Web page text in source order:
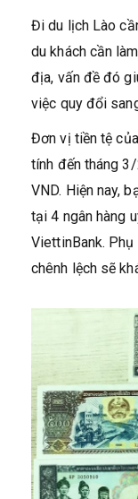
Đi du lịch Lào
du khách cần
địa, vấn đề đó
việc quy đổi
Đơn vị tiền tệ
tính đến tháng
VND. Hiện nay,
tại 4 ngân hàng
ViettinBank.
chênh lệch sẽ